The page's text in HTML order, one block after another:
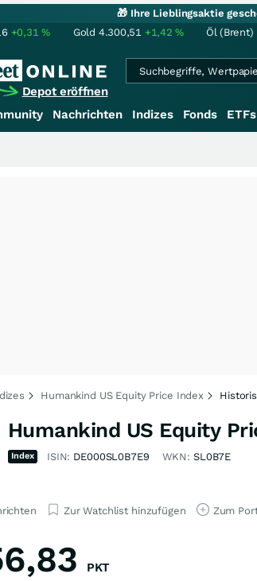
🎁 Ihre Lieblingsaktie
+0,31% Gold 4.300,51 +1,42% Öl (Brent)
Depot eröffnen
Nachrichten Indizes Fonds ETFs
Humankind US Equity Price Index
Humankind US Equity
Index ISIN: DE000SL0B7E9 WKN: SL0B7E
Zur Watchlist hinzufügen Zum
PKT